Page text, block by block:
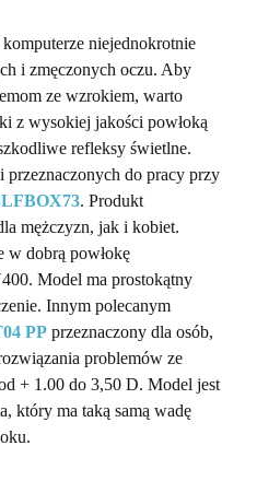
niejednokrotnie
i zmęczonych oczu. Aby
ze wzrokiem, warto
z wysokiej jakości powłoką
refleksy świetlne.
przeznaczonych do pracy przy
. Produkt
mężczyzn, jak i kobiet.
w dobrą powłokę
Model ma prostokątny
Innym polecanym
PPprzeznaczony dla osób,
problemów ze
+ 1.00 do 3,50 D. Model jest
który ma taką samą wadę